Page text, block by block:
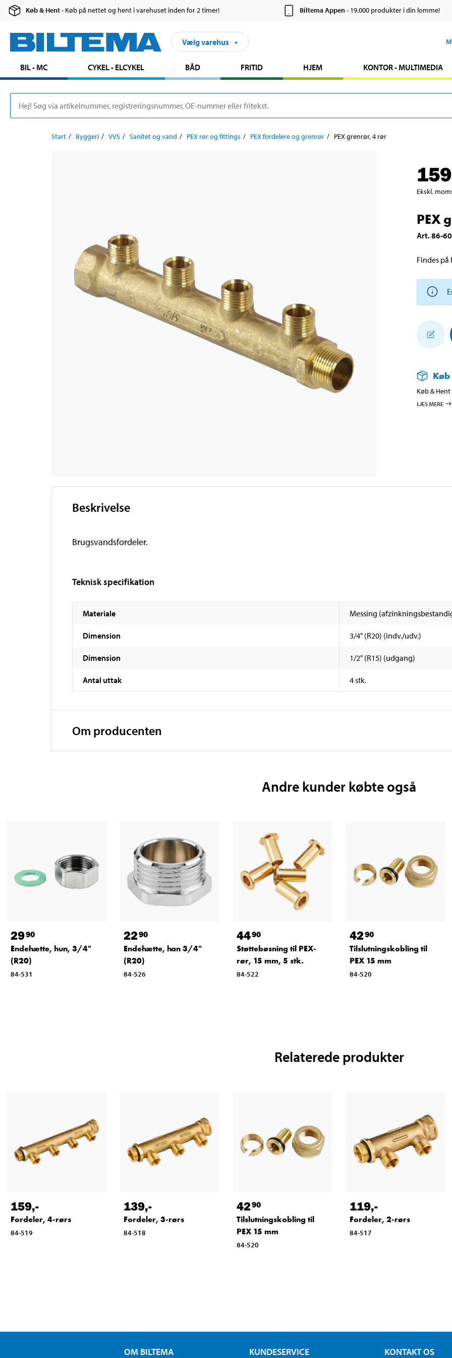
Køb & Hent- Køb på nettet og hent i varehuset inden for 2 timer! Biltema Appen- 19.000 produkter i din lomme!
Vælg varehus
BIL - MC CYKEL - ELCYKEL BÅD FRITID HJEM KONTOR - MULTIMEDIA
Start Byggeri VVS Sanitet og vand PEX rør og fittings PEX fordelere og grenrør PEX grenrør, 4 rør
159
Ekskl.
PEX
Art.86-
Findes på
Køb &
LÆS MERE
Beskrivelse
Brugsvandsfordeler.
Teknisk specifikation
Materiale Messing
Dimension 3/4" (R20) (indv./udv.)
Dimension 1/2" (R15) (udgang)
Antal uttak 4 stk.
Om producenten
Andre kunder købte også
2990
Endehætte, hun, 3/4"
(R20)
84-531
2290
Endehætte, han 3/4"
(R20)
84-526
4490
Støttebøsning til PEX-
rør, 15 mm, 5 stk.
84-522
4290
Tilslutningskobling til
PEX 15 mm
84-520
Relaterede produkter
159,-
Fordeler, 4-rørs
84-519
139,-
Fordeler, 3-rørs
84-518
4290
Tilslutningskobling til
PEX 15 mm
84-520
119,-
Fordeler, 2-rørs
84-517
OM BILTEMA KUNDESERVICE KONTAKT OS